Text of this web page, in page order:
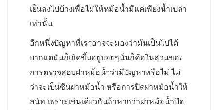
เย็นลงไปบ้างเพื่อไม่ให้หม้อน้ำมีแค่เพียงน้ำเปล่า
เท่านั้น
อีกหนึ่งปัญหาที่เราอาจจะมองว่ามันเป็นไปได้
ยากแต่มันก็เกิดขึ้นอยู่บ่อยๆนั่นก็คือในส่วนของ
การตรวจสอบฝาหม้อน้ำว่ามีปัญหาหรือไม่ ไม่
ว่าจะเป็นซีนฝาหม้อน้ำ หรือการปิดฝาหม้อน้ำให้
สนิท เพราะเช่นเดียวกันถ้าหากว่าฝาหม้อน้ำปิด